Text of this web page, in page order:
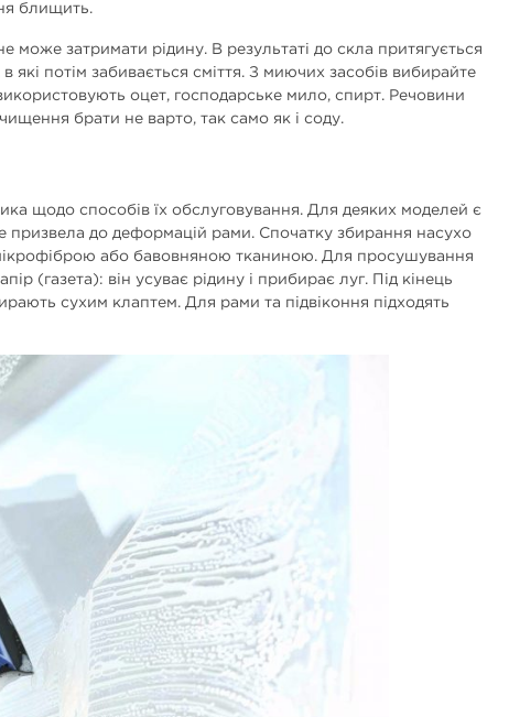
блищить.
може затримати рідину. В результаті до скла притягується
потім забивається сміття. З миючих засобів вибирайте
оцет, господарське мило, спирт. Речовини
брати не варто, так само як і соду.
щодо способів їх обслуговування. Для деяких моделей є
до деформацій рами. Спочатку збирання насухо
або бавовняною тканиною. Для просушування
(газета): він усуває рідину і прибирає луг. Під кінець
сухим клаптем. Для рами та підвіконня підходять